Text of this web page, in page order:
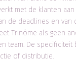
met de klanten
de deadlines en van
Trinôme als geen
team. De
of distributie.